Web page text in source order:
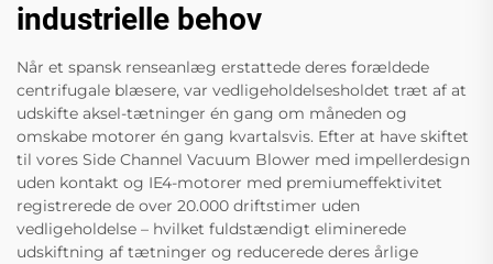
industrielle behov
Når et spansk renseanlæg erstattede deres forældede
centrifugale blæsere, var vedligeholdelsesholdet træt af at
udskifte aksel-tætninger én gang om måneden og
omskabe motorer én gang kvartalsvis. Efter at have skiftet
til vores Side Channel Vacuum Blower med impellerdesign
uden kontakt og IE4-motorer med premiumeffektivitet
registrerede de over 20.000 driftstimer uden
vedligeholdelse – hvilket fuldstændigt eliminerede
udskiftning af tætninger og reducerede deres årlige